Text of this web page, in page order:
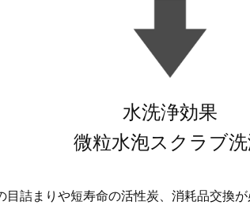
水洗浄効果
微粒水泡スクラブ
目詰まりや短寿命の活性炭、消耗品交換が